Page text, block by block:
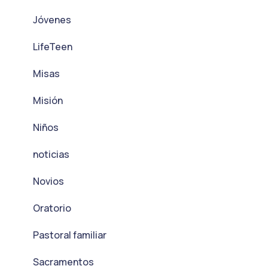
Jóvenes
LifeTeen
Misas
Misión
Niños
noticias
Novios
Oratorio
Pastoral familiar
Sacramentos